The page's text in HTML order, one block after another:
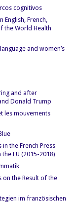
cognitivos
French,
the World Health
and women’s
and after
Donald Trump
les mouvements
the French Press
EU (2015-2018)
the Result of the
im französischen